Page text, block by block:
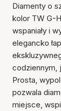
Diamenty o
kolor TW G-
wspaniały i
elegancko
codziennym,
Prosta,
pozwala
miejsce,